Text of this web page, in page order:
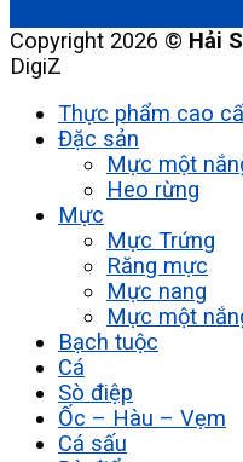
Copyright 2026 © Hải
DigiZ
Thực phẩm cao
Đặc sản
Mực một
Heo rừng
Mực
Mực Trứng
Răng mực
Mực nang
Mực một
Bạch tuộc
Cá
Sò điệp
Ốc – Hàu – Vẹm
Cá sấu